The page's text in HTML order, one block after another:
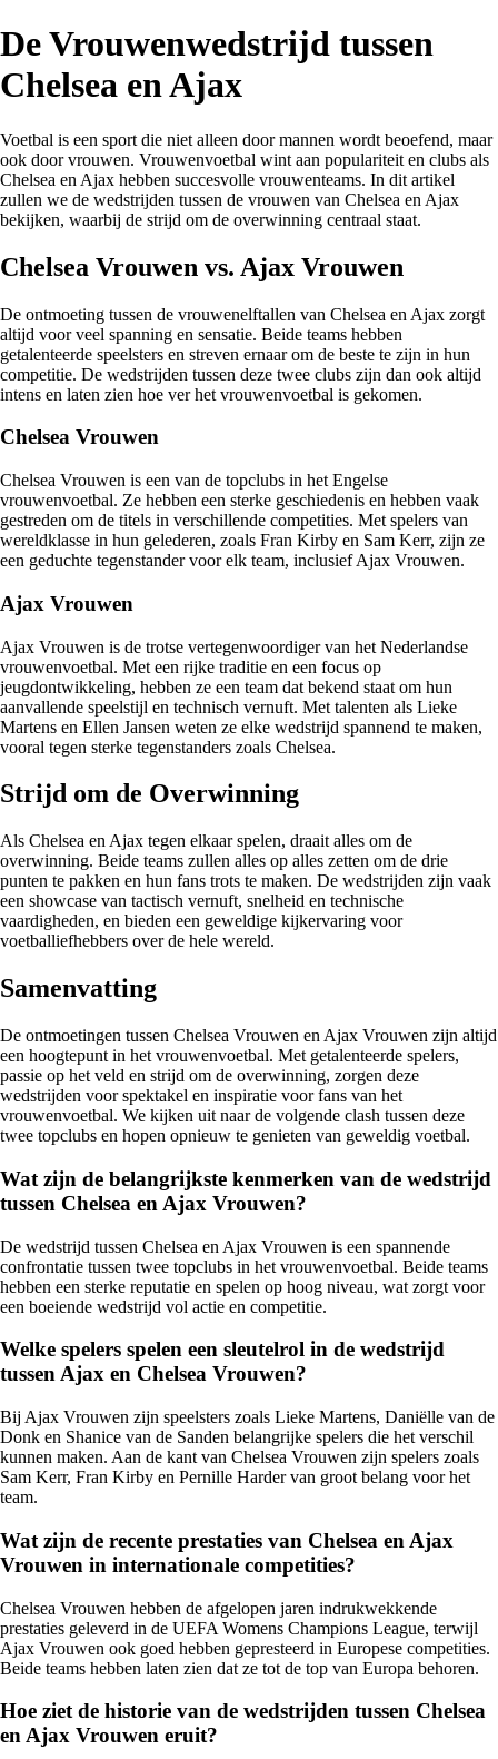
De Vrouwenwedstrijd tussen
Chelsea en Ajax
Voetbal is een sport die niet alleen door mannen wordt beoefend, maar
ook door vrouwen. Vrouwenvoetbal wint aan populariteit en clubs als
Chelsea en Ajax hebben succesvolle vrouwenteams. In dit artikel
zullen we de wedstrijden tussen de vrouwen van Chelsea en Ajax
bekijken, waarbij de strijd om de overwinning centraal staat.
Chelsea Vrouwen vs. Ajax Vrouwen
De ontmoeting tussen de vrouwenelftallen van Chelsea en Ajax zorgt
altijd voor veel spanning en sensatie. Beide teams hebben
getalenteerde speelsters en streven ernaar om de beste te zijn in hun
competitie. De wedstrijden tussen deze twee clubs zijn dan ook altijd
intens en laten zien hoe ver het vrouwenvoetbal is gekomen.
Chelsea Vrouwen
Chelsea Vrouwen is een van de topclubs in het Engelse
vrouwenvoetbal. Ze hebben een sterke geschiedenis en hebben vaak
gestreden om de titels in verschillende competities. Met spelers van
wereldklasse in hun gelederen, zoals Fran Kirby en Sam Kerr, zijn ze
een geduchte tegenstander voor elk team, inclusief Ajax Vrouwen.
Ajax Vrouwen
Ajax Vrouwen is de trotse vertegenwoordiger van het Nederlandse
vrouwenvoetbal. Met een rijke traditie en een focus op
jeugdontwikkeling, hebben ze een team dat bekend staat om hun
aanvallende speelstijl en technisch vernuft. Met talenten als Lieke
Martens en Ellen Jansen weten ze elke wedstrijd spannend te maken,
vooral tegen sterke tegenstanders zoals Chelsea.
Strijd om de Overwinning
Als Chelsea en Ajax tegen elkaar spelen, draait alles om de
overwinning. Beide teams zullen alles op alles zetten om de drie
punten te pakken en hun fans trots te maken. De wedstrijden zijn vaak
een showcase van tactisch vernuft, snelheid en technische
vaardigheden, en bieden een geweldige kijkervaring voor
voetballiefhebbers over de hele wereld.
Samenvatting
De ontmoetingen tussen Chelsea Vrouwen en Ajax Vrouwen zijn altijd
een hoogtepunt in het vrouwenvoetbal. Met getalenteerde spelers,
passie op het veld en strijd om de overwinning, zorgen deze
wedstrijden voor spektakel en inspiratie voor fans van het
vrouwenvoetbal. We kijken uit naar de volgende clash tussen deze
twee topclubs en hopen opnieuw te genieten van geweldig voetbal.
Wat zijn de belangrijkste kenmerken van de wedstrijd
tussen Chelsea en Ajax Vrouwen?
De wedstrijd tussen Chelsea en Ajax Vrouwen is een spannende
confrontatie tussen twee topclubs in het vrouwenvoetbal. Beide teams
hebben een sterke reputatie en spelen op hoog niveau, wat zorgt voor
een boeiende wedstrijd vol actie en competitie.
Welke spelers spelen een sleutelrol in de wedstrijd
tussen Ajax en Chelsea Vrouwen?
Bij Ajax Vrouwen zijn speelsters zoals Lieke Martens, Daniëlle van de
Donk en Shanice van de Sanden belangrijke spelers die het verschil
kunnen maken. Aan de kant van Chelsea Vrouwen zijn spelers zoals
Sam Kerr, Fran Kirby en Pernille Harder van groot belang voor het
team.
Wat zijn de recente prestaties van Chelsea en Ajax
Vrouwen in internationale competities?
Chelsea Vrouwen hebben de afgelopen jaren indrukwekkende
prestaties geleverd in de UEFA Womens Champions League, terwijl
Ajax Vrouwen ook goed hebben gepresteerd in Europese competities.
Beide teams hebben laten zien dat ze tot de top van Europa behoren.
Hoe ziet de historie van de wedstrijden tussen Chelsea
en Ajax Vrouwen eruit?